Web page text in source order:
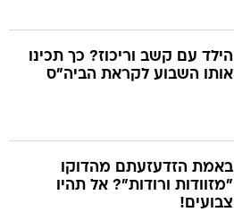
הילד עם קשב וריכוז? כך תכינו
אותו השבוע לקראת הביה"ס
באמת הזדעזעתם מהדוקו
"מזוודות ורודות"? אל תהיו
צבועים!